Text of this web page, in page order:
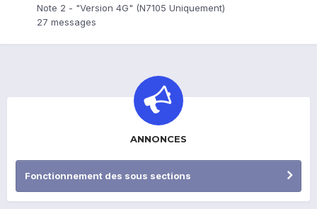
Note 2 - "Version 4G" (N7105 Uniquement)
27 messages
ANNONCES
Fonctionnement des sous sections